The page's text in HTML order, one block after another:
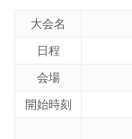
大会名
日程
会場
開始時刻